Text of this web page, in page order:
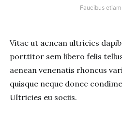
Faucibus
Vitae ut aenean ultricies
porttitor sem libero felis
aenean venenatis rhoncus
quisque neque donec
Ultricies eu sociis.